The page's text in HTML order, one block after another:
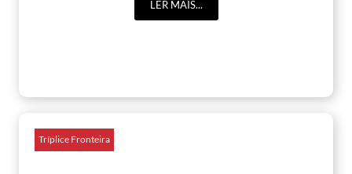
LER MAIS...
Tríplice Fronteira